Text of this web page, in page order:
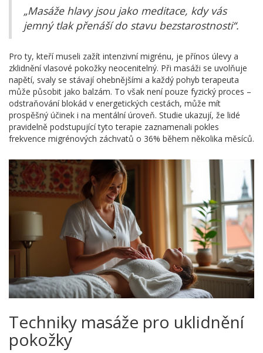
„Masáže hlavy jsou jako meditace, kdy vás
jemný tlak přenáší do stavu bezstarostnosti“.
Pro ty, kteří museli zažít intenzivní migrénu, je přínos úlevy a
zklidnění vlasové pokožky neocenitelný. Při masáži se uvolňuje
napětí, svaly se stávají ohebnějšími a každý pohyb terapeuta
může působit jako balzám. To však není pouze fyzický proces –
odstraňování blokád v energetických cestách, může mít
prospěšný účinek i na mentální úroveň. Studie ukazují, že lidé
pravidelně podstupující tyto terapie zaznamenali pokles
frekvence migrénových záchvatů o 36% během několika měsíců.
Techniky masáže pro uklidnění
pokožky